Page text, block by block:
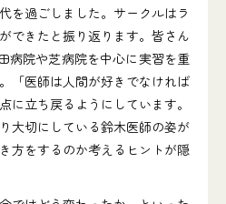
を過ごしました。サークルはラ
できたと振り返ります。皆さん
病院や芝病院を中心に実習を重
「医師は人間が好きでなければ
立ち戻るようにしています。
大切にしている鈴木医師の姿が
方をするのか考えるヒントが隠